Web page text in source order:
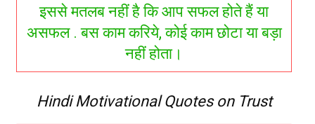
इससे मतलब नहीं है कि आप सफल होते हैं या
असफल . बस काम करिये, कोई काम छोटा या बड़ा
नहीं होता।
Hindi Motivational Quotes on Trust